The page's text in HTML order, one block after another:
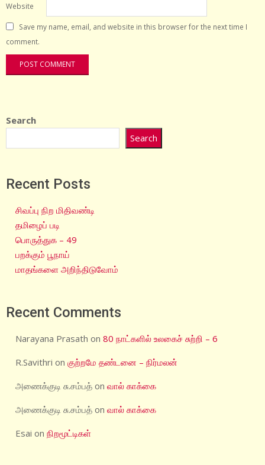
Website
Save my name, email, and website in this browser for the next time I
comment.
Search
Search
Recent Posts
சிவப்பு நிற மிதிவண்டி
தமிழைப் படி
பொருத்துக – 49
பறக்கும் பூநாய்
மாதங்களை அறிந்திடுவோம்
Recent Comments
Narayana Prasath on80 நாட்களில் உலகைச் சுற்றி – 6
R.Savithri onகுற்றமே தண்டனை – நிர்மலன்
அணைக்குடி சு.சம்பத் onவால் காக்கை
அணைக்குடி சு.சம்பத் onவால் காக்கை
Esai onநிறமூட்டிகள்